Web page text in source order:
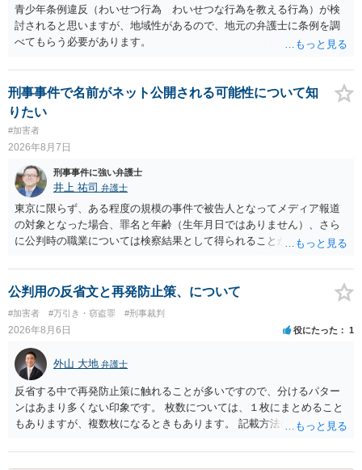
行為から明らかです。したがいまして，注意を受けることさえありま
せん。まして，刑罰として罰せられることもありません。 【質問３】
以上のように犯罪の嫌疑が否定されますから，逮捕勾留される可能性
が成立することが前提ですので，不起訴とする理由としても前提を欠
いています。不起訴にするにしても，不起訴の可能性はありません。
あえて不起訴の理由を挙げるなら，「嫌疑不十分」か「嫌疑なし」で
す。
青少年条例違反（わいせつ行為 わいせつな行為を教える行為）が検
討されると思いますが、地域性があるので、地元の弁護士に条例を調
べてもらう必要があります。
刑事事件で名前がネット公開される可能性について知
りたい
#加害者
2026年8月7日
刑事事件に強い弁護士
井上 祐司 弁護士
東京に限らず、ある程度の規模の事件で被告人となってメディア報道
の対象となった場合、罪名と年齢（生年月日ではありません）、さら
に公判時の職業については検察結果として得られることが通常です。
公判用の反省文と再発防止策、について
#加害者 #万引き・窃盗罪 #刑事裁判
2026年8月6日 役にたった 1
外山 大地 弁護士
反省する中で再発防止策に触れることが多いですので、分けるパター
ンはあまり多くない印象です。 枚数については、１枚にまとめること
もありますが、複数枚になるときもあります。 記載方法については、
います。 したがいまして、いずれも良いかと考えます。